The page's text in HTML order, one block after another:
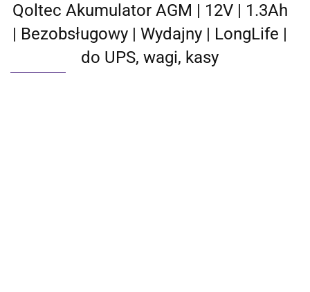
Zgody cookies
Qoltec Akumulator AGM | 12V | 1.3Ah
| Bezobsługowy | Wydajny | LongLife |
do UPS, wagi, kasy